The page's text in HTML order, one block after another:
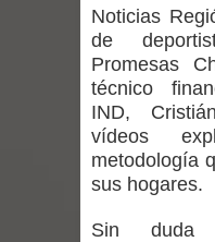
Bodas
Curicó
virus
Noticias
de
Promesas
técnico
IND,
vídeos
metodología
sus hogares.
Sin